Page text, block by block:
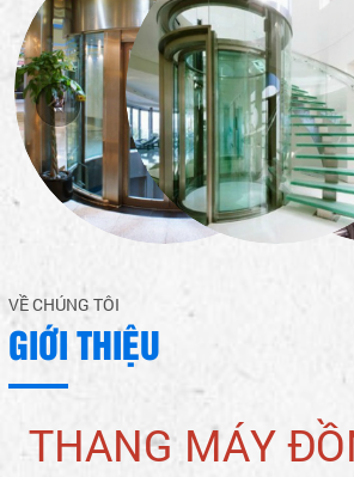
VỀ CHÚNG TÔI
GIỚI THIỆU
THANG MÁY